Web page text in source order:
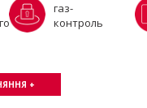
газ-
контроль
+